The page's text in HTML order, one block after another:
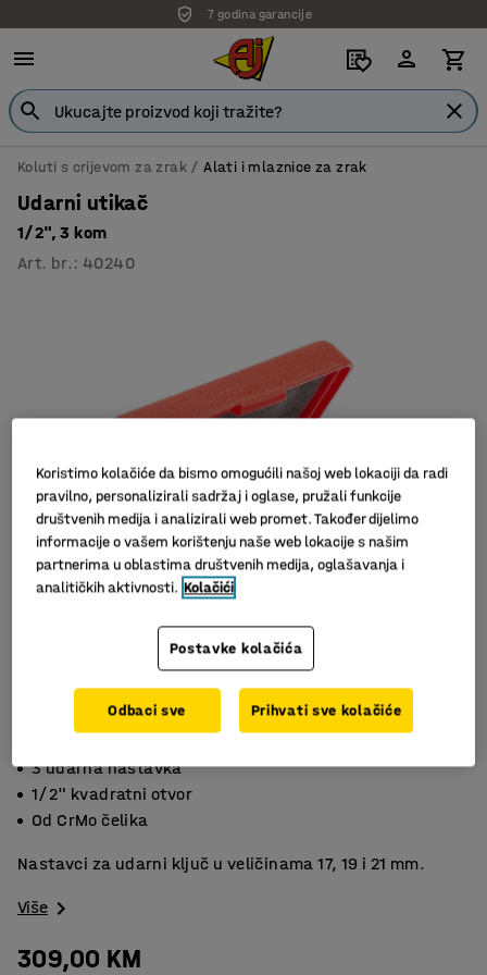
7 godina garancije
Koluti s crijevom za zrak Alati i mlaznice za zrak
Udarni utikač
1/2", 3 kom
Art. br. : 40240
3 udarna nastavka
1/2" kvadratni otvor
Od CrMo čelika
Nastavci za udarni ključ u veličinama 17, 19 i 21 mm.
Više
309,00 KM
Koristimo kolačiće da bismo omogućili našoj web lokaciji da radi
pravilno, personalizirali sadržaj i oglase, pružali funkcije
društvenih medija i analizirali web promet. Također dijelimo
informacije o vašem korištenju naše web lokacije s našim
partnerima u oblastima društvenih medija, oglašavanja i
analitičkih aktivnosti. Kolačići
Postavke kolačića
Odbaci sve Prihvati sve kolačiće